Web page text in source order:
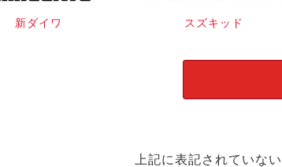
新ダイワ スズキッド
上記に表記されていな